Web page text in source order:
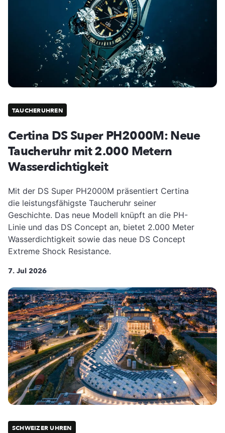
TAUCHERUHREN
Certina DS Super PH2000M: Neue
Taucheruhr mit 2.000 Metern
Wasserdichtigkeit
Mit der DS Super PH2000M präsentiert Certina
die leistungsfähigste Taucheruhr seiner
Geschichte. Das neue Modell knüpft an die PH-
Linie und das DS Concept an, bietet 2.000 Meter
Wasserdichtigkeit sowie das neue DS Concept
Extreme Shock Resistance.
7. Jul 2026
SCHWEIZER UHREN